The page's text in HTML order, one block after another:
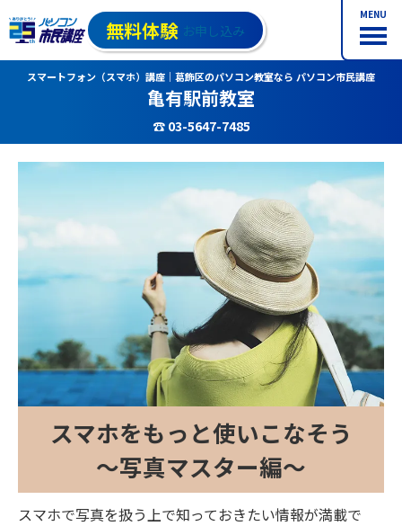
MENU
無料体験 お申し込み
スマートフォン（スマホ）講座｜葛飾区のパソコン教室なら パソコン市民講座
亀有駅前教室
☎ 03-5647-7485
スマホをもっと使いこなそう
～写真マスター編～
スマホで写真を扱う上で知っておきたい情報が満載で